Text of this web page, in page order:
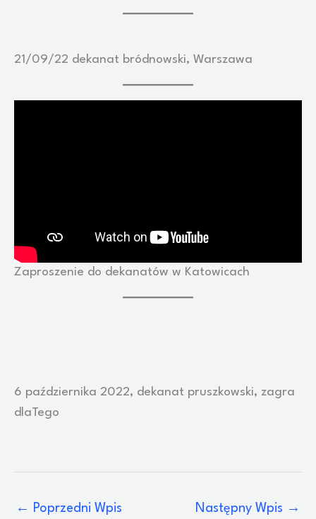
21/09/22 dekanat bródnowski, Warszawa
Zaproszenie do dekanatów w Katowicach
6 października 2022, dekanat pruszkowski, zagra
dlaTego
← Poprzedni Wpis Następny Wpis →